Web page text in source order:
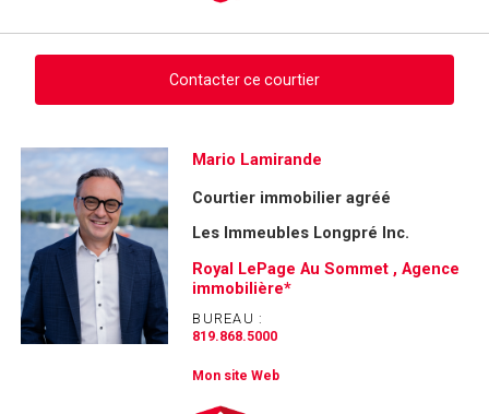
Contacter ce courtier
Demander des infos sur cette inscription
Prénom
et
Courriel
Téléphone
(Optionnel)
Mario Lamirande
Courtier immobilier agréé
Les Immeubles Longpré Inc.
Royal LePage Au Sommet , Agence
immobilière*
BUREAU :
819.868.5000
Mon site Web